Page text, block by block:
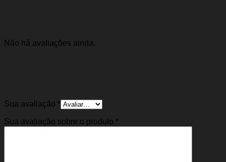
Não há avaliações ainda.
Sua avaliação *
Sua avaliação sobre o produto *